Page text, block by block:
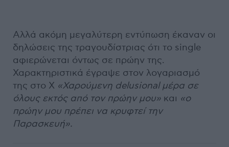
Αλλά ακόμη μεγαλύτερη εντύπωση έκαναν οι
δηλώσεις της τραγουδίστριας ότι το single
αφιερώνεται όντως σε πρώην της.
Χαρακτηριστικά έγραψε στον λογαριασμό
της στο X «Χαρούμενη delusional μέρα σε
όλους εκτός από τον πρώην μου» και «ο
πρώην μου πρέπει να κρυφτεί την
Παρασκευή».